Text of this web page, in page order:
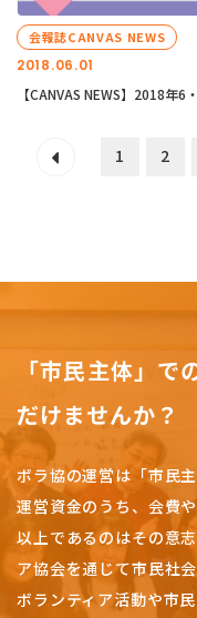
2018.06.01
会報誌CANVAS NEWS
【CANVAS NEWS】2018年6
1 2
「市民主体」
だけませんか？
ボラ協の運営は「市民主
運営資金のうち、会費
以上であるのはその意志
ア協会を通じて市民社
ボランティア活動や市